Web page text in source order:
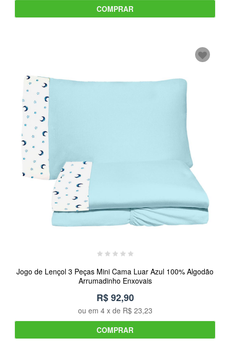
COMPRAR
Jogo de Lençol 3 Peças Mini Cama Luar Azul 100% Algodão
Arrumadinho Enxovais
R$ 92,90
ou em 4x de R$ 23,23
COMPRAR